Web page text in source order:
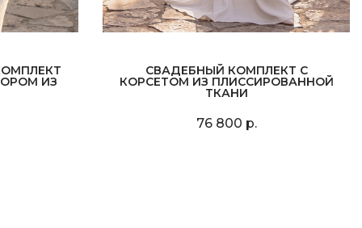
ИЗ
СВАДЕБНЫЙ КОМПЛЕКТ С
КОРСЕТОМ ИЗ ПЛИССИРОВАННОЙ
ТКАНИ
76 800 р.